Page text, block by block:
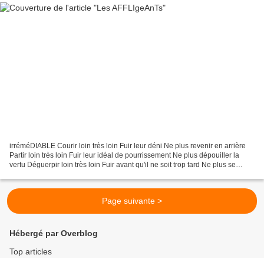
irréméDIABLE Courir loin très loin Fuir leur déni Ne plus revenir en arrière
Partir loin très loin Fuir leur idéal de pourrissement Ne plus dépouiller la
vertu Déguerpir loin très loin Fuir avant qu'il ne soit trop tard Ne plus se
Page suivante >
Hébergé par Overblog
Top articles